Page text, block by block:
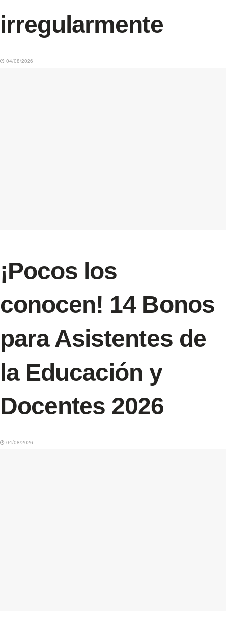
irregularmente
04/08/2026
¡Pocos los
conocen! 14 Bonos
para Asistentes de
la Educación y
Docentes 2026
04/08/2026